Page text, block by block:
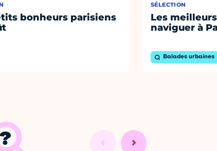
bonheurs parisiens
SÉLECTION
Les
naviguer à
Balades urbaines